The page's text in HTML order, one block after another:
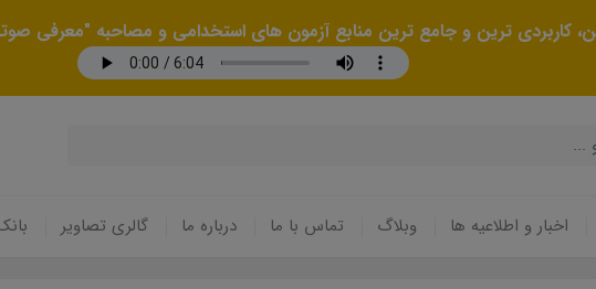
کاربردی ترین و جامع ترین منابع آزمون های استخدامی و مصاحبه "معرفی
اخبار و اطلاعیه ها وبلاگ تماس با ما درباره ما گالری تصاویر